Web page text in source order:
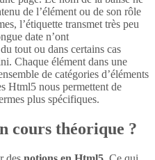
de l’élément ou de son rôle
l’étiquette transmet très peu
date n’ont
tout ou dans certains cas
Chaque élément dans une
de catégories d’éléments
Html5 nous permettent de
plus spécifiques.
cours théorique ?